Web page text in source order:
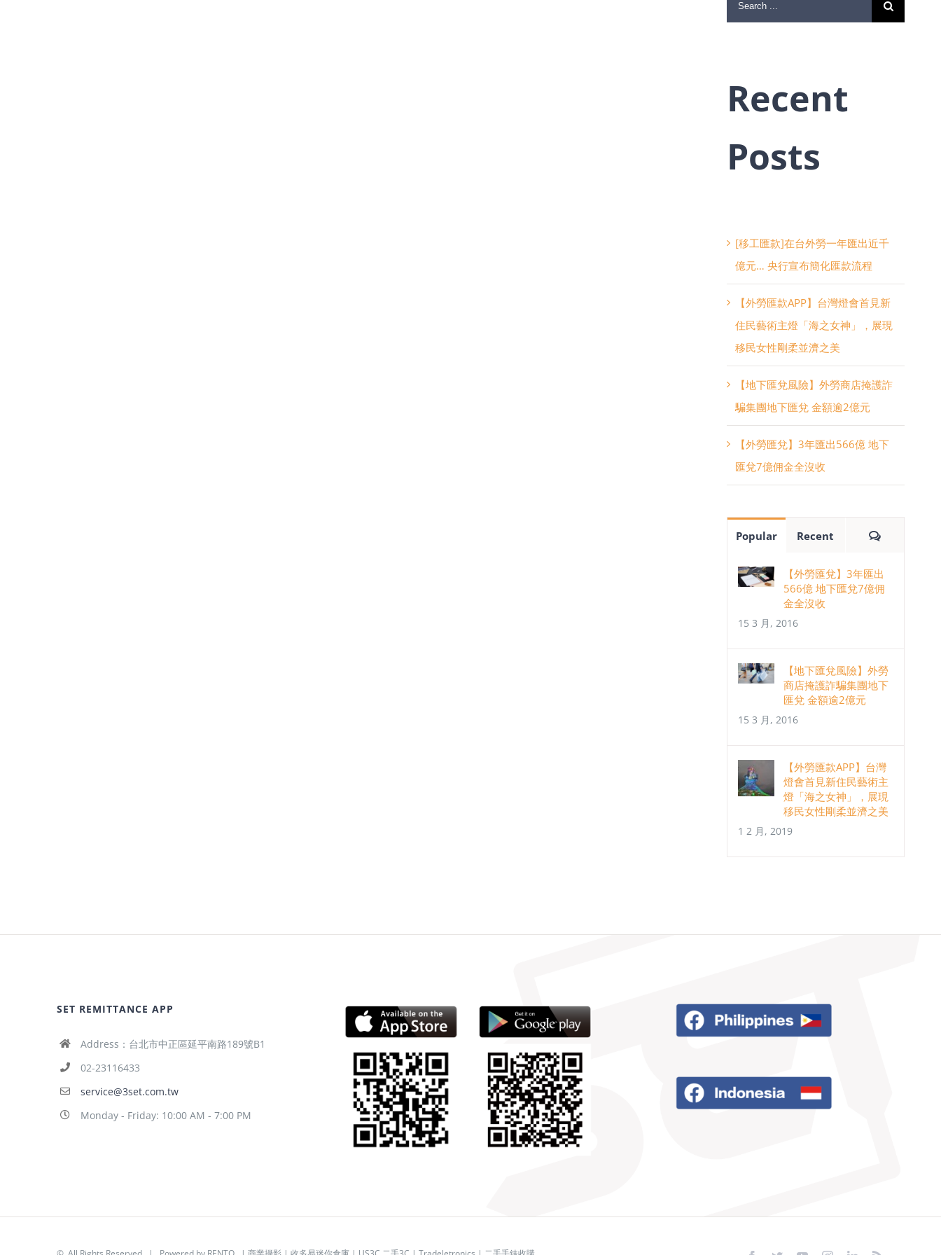
for:
Recent
Posts
[移工匯款]在台外勞一年匯出近千
億元… 央行宣布簡化匯款流程
【外勞匯款APP】台灣燈會首見新
住民藝術主燈「海之女神」，展現
移民女性剛柔並濟之美
【地下匯兌風險】外勞商店掩護詐
騙集團地下匯兌 金額逾2億元
【外勞匯兌】3年匯出566億 地下
匯兌7億佣金全沒收
Popular Recent Comments
【外勞匯兌】3年匯出
566億 地下匯兌7億佣
金全沒收
15 3 月, 2016
【地下匯兌風險】外勞
商店掩護詐騙集團地下
匯兌 金額逾2億元
15 3 月, 2016
【外勞匯款APP】台灣
燈會首見新住民藝術主
燈「海之女神」，展現
移民女性剛柔並濟之美
1 2 月, 2019
SET REMITTANCE APP
Address：台北市中正區延平南路189號B1
02-23116433
service@3set.com.tw
Monday - Friday: 10:00 AM - 7:00 PM